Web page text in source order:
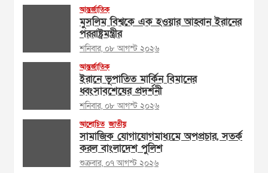
আন্তর্জাতিক
মুসলিম বিশ্বকে এক হওয়ার আহ্বান ইরানের
পররাষ্ট্রমন্ত্রীর
শনিবার, ০৮ আগস্ট ২০২৬
আন্তর্জাতিক
ইরানে ভূপাতিত মার্কিন বিমানের
ধ্বংসাবশেষের প্রদর্শনী
শনিবার, ০৮ আগস্ট ২০২৬
আলোচিত জাতীয়
সামাজিক যোগাযোগমাধ্যমে অপপ্রচার, সতর্ক
করল বাংলাদেশ পুলিশ
শুক্রবার, ০৭ আগস্ট ২০২৬